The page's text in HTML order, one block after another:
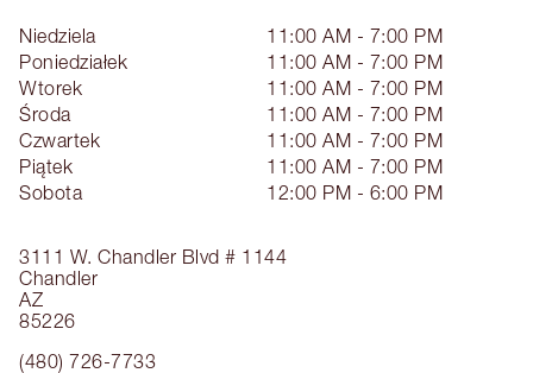
3111 W. Chandler Blvd # 1144
Chandler
AZ
85226
(480) 726-7733
Niedziela
11:00 AM - 7:00 PM
Poniedziałek
11:00 AM - 7:00 PM
Wtorek
11:00 AM - 7:00 PM
Środa
11:00 AM - 7:00 PM
Czwartek
11:00 AM - 7:00 PM
Piątek
11:00 AM - 7:00 PM
Sobota
12:00 PM - 6:00 PM